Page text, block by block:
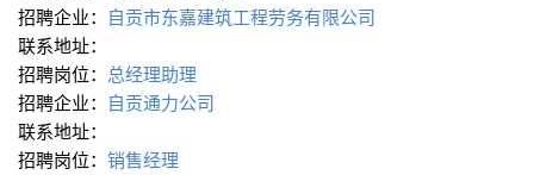
招聘企业： 自贡市东嘉建筑工程劳务有限公司
联系地址：
招聘岗位： 总经理助理
招聘企业： 自贡通力公司
联系地址：
招聘岗位： 销售经理